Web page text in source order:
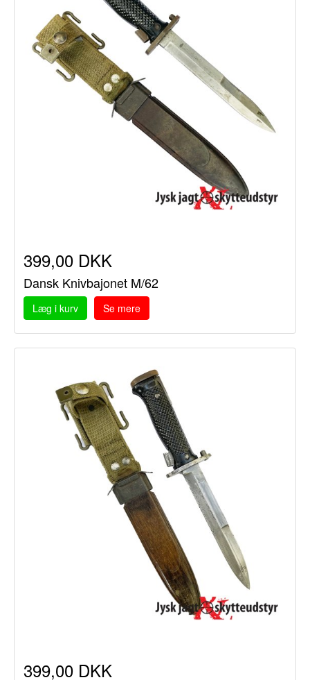
399,00 DKK
Dansk Knivbajonet M/62
Læg i kurv Se mere
399,00 DKK